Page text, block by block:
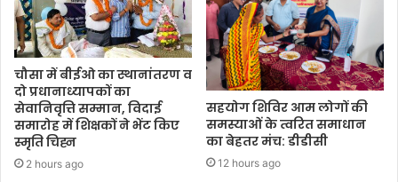
चौसा में बीईओ का स्थानांतरण व
दो प्रधानाध्यापकों का
सेवानिवृत्ति सम्मान, विदाई
समारोह में शिक्षकों ने भेंट किए
स्मृति चिह्न
2 hours ago
सहयोग शिविर आम लोगों की
समस्याओं के त्वरित समाधान
का बेहतर मंच: डीडीसी
12 hours ago